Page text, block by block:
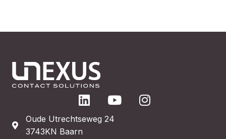
Oude Utrechtseweg 24
3743KN Baarn